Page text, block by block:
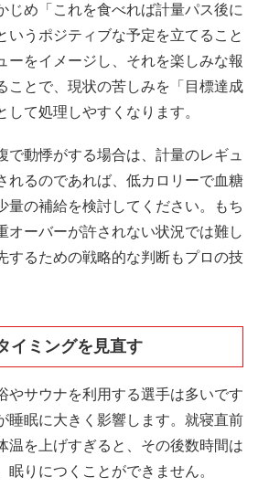
じめ「これを食べれば計量パス後に
いうポジティブな予定を立てること
ーをイメージし、それを楽しみな報
ことで、現状の苦しみを「目標達成
て処理しやすくなります。
で動悸がする場合は、計量のレギュ
れるのであれば、低カロリーで血糖
量の補給を検討してください。もち
オーバーが許されない状況では難し
するための戦略的な判断もプロの技
イミングを見直す
やサウナを利用する選手は多いです
睡眠に大きく影響します。就寝直前
温を上げすぎると、その後数時間は
眠りにつくことができません。